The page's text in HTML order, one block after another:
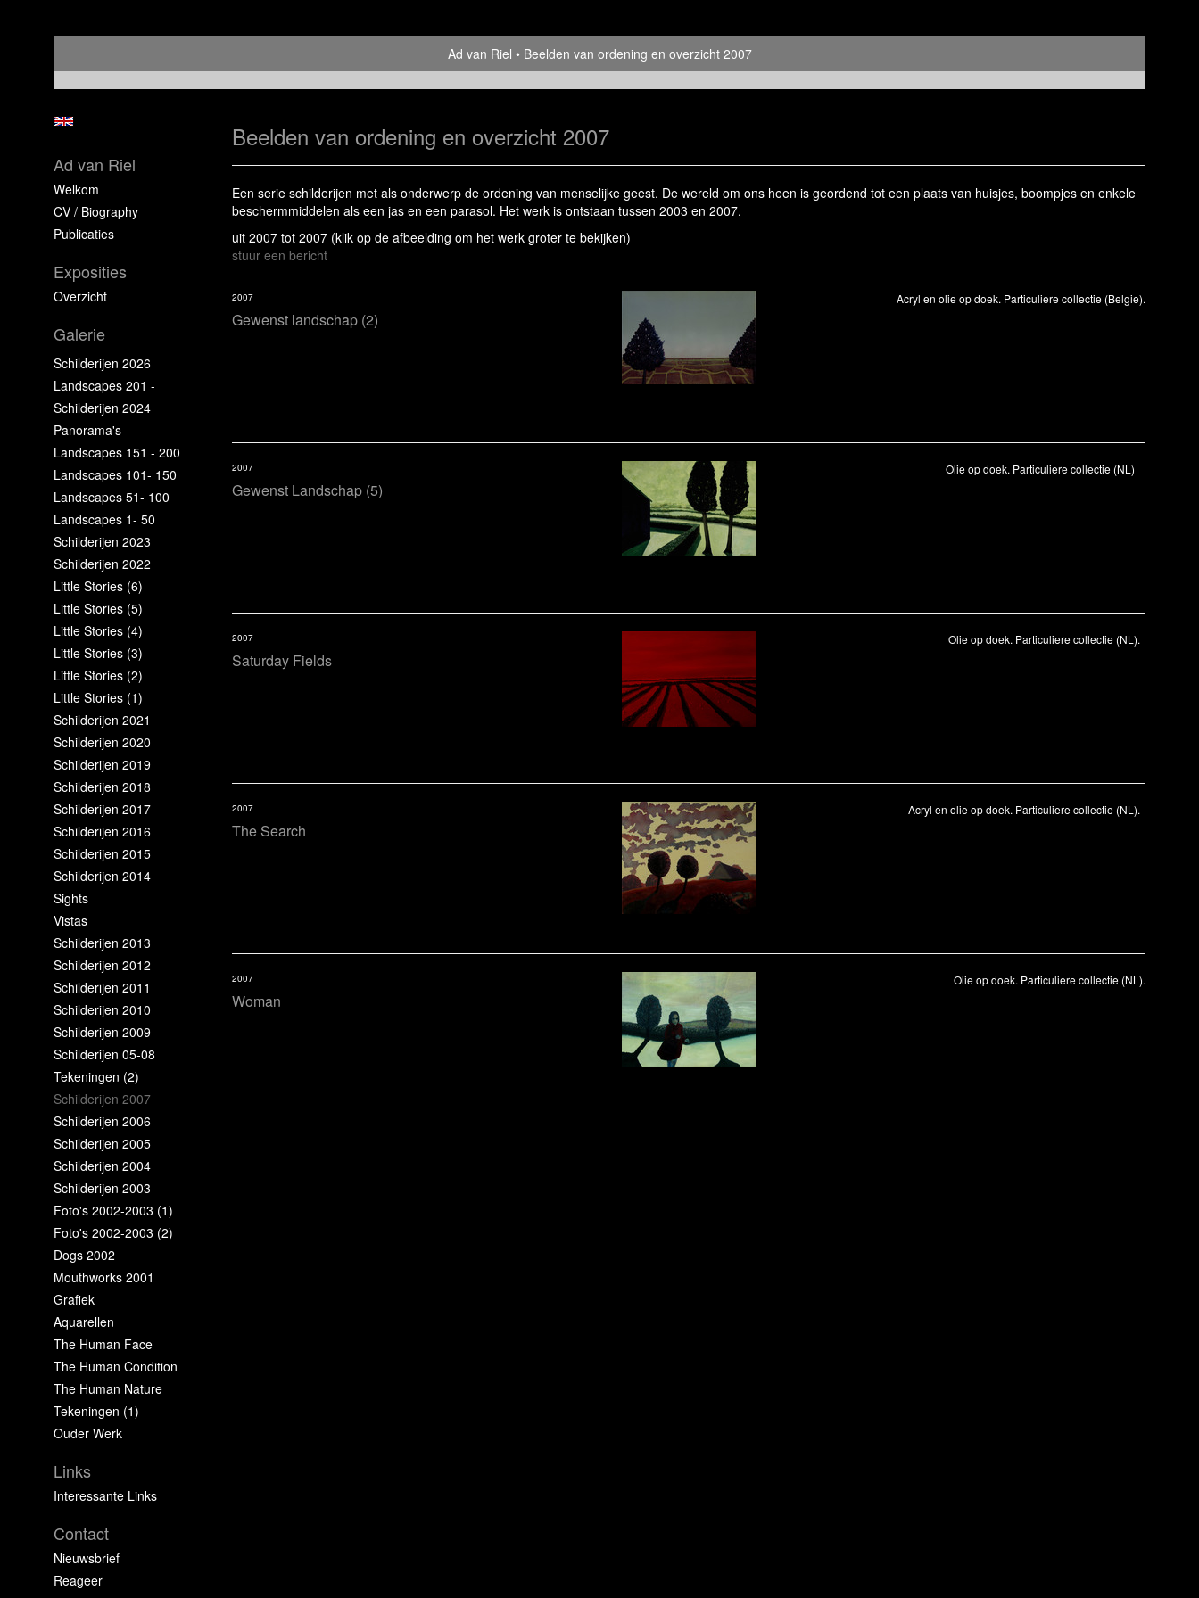
Ad van Riel Beelden van ordening en overzicht 2007
Beelden van ordening en overzicht 2007
Een serie schilderijen met als onderwerp de ordening van menselijke geest. De wereld om ons heen is geordend tot een plaats van huisjes, boompjes en enkele
beschermmiddelen als een jas en een parasol. Het werk is ontstaan tussen 2003 en 2007.
uit 2007 tot 2007 (klik op de afbeelding om het werk groter te bekijken)
stuur een bericht
Gewenst landschap (2)
2007 Acryl en olie op doek. Particuliere collectie (Belgie).
Gewenst Landschap (5)
2007 Olie op doek. Particuliere collectie (NL)
Saturday Fields
2007 Olie op doek. Particuliere collectie (NL).
The Search
2007 Acryl en olie op doek. Particuliere collectie (NL).
Woman
2007 Olie op doek. Particuliere collectie (NL).
Ad van Riel
Welkom
CV / Biography
Publicaties
Exposities
Overzicht
Galerie
Schilderijen 2026
Landscapes 201 -
Schilderijen 2024
Panorama's
Landscapes 151 - 200
Landscapes 101- 150
Landscapes 51- 100
Landscapes 1- 50
Schilderijen 2023
Schilderijen 2022
Little Stories (6)
Little Stories (5)
Little Stories (4)
Little Stories (3)
Little Stories (2)
Little Stories (1)
Schilderijen 2021
Schilderijen 2020
Schilderijen 2019
Schilderijen 2018
Schilderijen 2017
Schilderijen 2016
Schilderijen 2015
Schilderijen 2014
Sights
Vistas
Schilderijen 2013
Schilderijen 2012
Schilderijen 2011
Schilderijen 2010
Schilderijen 2009
Schilderijen 05-08
Tekeningen (2)
Schilderijen 2007
Schilderijen 2006
Schilderijen 2005
Schilderijen 2004
Schilderijen 2003
Foto's 2002-2003 (1)
Foto's 2002-2003 (2)
Dogs 2002
Mouthworks 2001
Grafiek
Aquarellen
The Human Face
The Human Condition
The Human Nature
Tekeningen (1)
Ouder Werk
Links
Interessante Links
Contact
Nieuwsbrief
Reageer